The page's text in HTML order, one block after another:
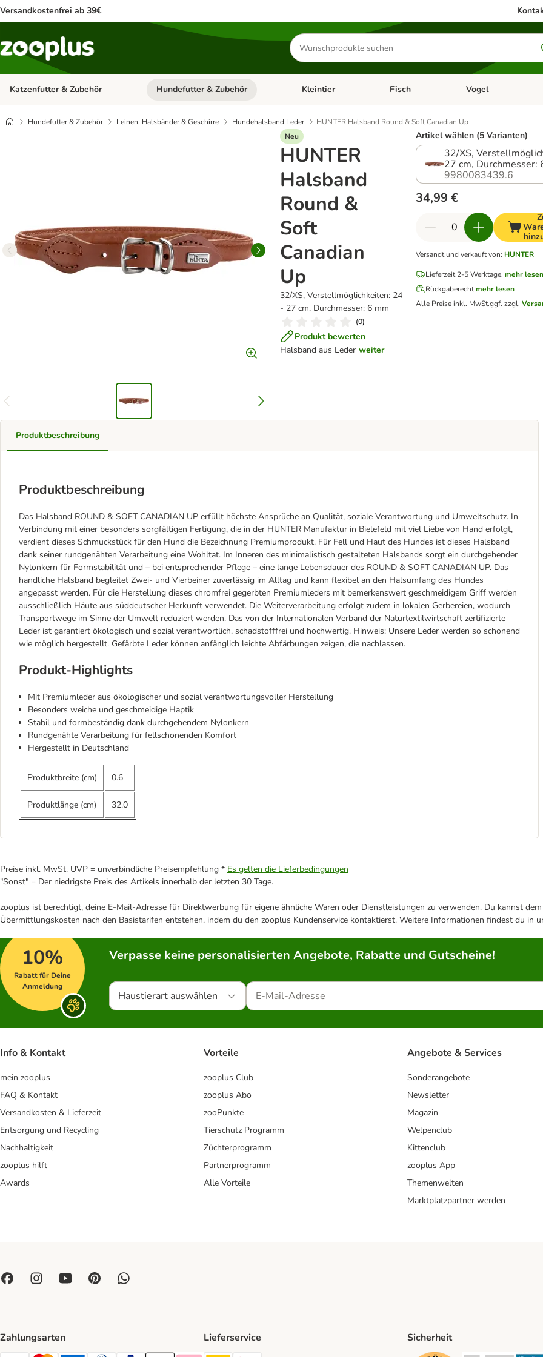
Versandkostenfrei ab 39€
Produkte
suchen
Katzenfutter & Zubehör Kategorie-Menü öffnen: Katzenfutter & Zubehör
Hundefutter & Zubehör Kategorie-Menü öffnen: Hundefutter & Zubehör
Kleintier Kategorie-Menü öffnen: Kleintier
Fisch Kategorie-Menü
Vogel
Hundefutter & Zubehör Leinen, Halsbänder & Geschirre Hundehalsband Leder
HUNTER Halsband Round & Soft Canadian Up
Neu
HUNTER
Halsband
Round &
Soft
Canadian
Up
32/XS, Verstellmöglichkeiten: 24
- 27 cm, Durchmesser: 6 mm
(0)
Produkt bewerten
Halsband aus Leder weiter
Artikel wählen (5 Varianten)
32/XS,
27 cm, Durchmesser:
9980083439.6
34,99 €
Versandt und verkauft von: HUNTER
Lieferzeit 2-5 Werktage. mehr lesen
Rückgaberechtmehr lesen
Alle Preise inkl. MwSt.ggf. zzgl.
Produktbeschreibung
Produktbeschreibung
Das Halsband ROUND & SOFT CANADIAN UP erfüllt höchste Ansprüche an Qualität, soziale Verantwortung und Umweltschutz. In
Verbindung mit einer besonders sorgfältigen Fertigung, die in der HUNTER Manufaktur in Bielefeld mit viel Liebe von Hand erfolgt,
verdient dieses Schmuckstück für den Hund die Bezeichnung Premiumprodukt. Für Fell und Haut des Hundes ist dieses Halsband
dank seiner rundgenähten Verarbeitung eine Wohltat. Im Inneren des minimalistisch gestalteten Halsbands sorgt ein durchgehender
Nylonkern für Formstabilität und – bei entsprechender Pflege – eine lange Lebensdauer des ROUND & SOFT CANADIAN UP. Das
handliche Halsband begleitet Zwei- und Vierbeiner zuverlässig im Alltag und kann flexibel an den Halsumfang des Hundes
angepasst werden. Für die Herstellung dieses chromfrei gegerbten Premiumleders mit bemerkenswert geschmeidigem Griff werden
ausschließlich Häute aus süddeutscher Herkunft verwendet. Die Weiterverarbeitung erfolgt zudem in lokalen Gerbereien, wodurch
Transportwege im Sinne der Umwelt reduziert werden. Das von der Internationalen Verband der Naturtextilwirtschaft zertifizierte
Leder ist garantiert ökologisch und sozial verantwortlich, schadstofffrei und hochwertig. Hinweis: Unsere Leder werden so schonend
wie möglich hergestellt. Gefärbte Leder können anfänglich leichte Abfärbungen zeigen, die nachlassen.
Produkt-Highlights
Mit Premiumleder aus ökologischer und sozial verantwortungsvoller Herstellung
Besonders weiche und geschmeidige Haptik
Stabil und formbeständig dank durchgehendem Nylonkern
Rundgenähte Verarbeitung für fellschonenden Komfort
Hergestellt in Deutschland
Produktbreite (cm) 0.6
Produktlänge (cm) 32.0
Preise inkl. MwSt. UVP = unverbindliche Preisempfehlung * Es gelten die Lieferbedingungen
"Sonst" = Der niedrigste Preis des Artikels innerhalb der letzten 30 Tage.
zooplus ist berechtigt, deine E-Mail-Adresse für Direktwerbung für eigene ähnliche Waren oder Dienstleistungen zu verwenden. Du kannst
Übermittlungskosten nach den Basistarifen entstehen, indem du den zooplus Kundenservice kontaktierst. Weitere Informationen findest du in
10%
Rabatt für Deine
Anmeldung
Verpasse keine personalisierten Angebote, Rabatte und Gutscheine!
Haustierart auswählen
Info & Kontakt
mein zooplus
FAQ & Kontakt
Versandkosten & Lieferzeit
Entsorgung und Recycling
Nachhaltigkeit
zooplus hilft
Awards
Vorteile
zooplus Club
zooplus Abo
zooPunkte
Tierschutz Programm
Züchterprogramm
Partnerprogramm
Alle Vorteile
Angebote & Services
Sonderangebote
Newsletter
Magazin
Welpenclub
Kittenclub
zooplus App
Themenwelten
Marktplatzpartner werden
Zahlungsarten Lieferservice Sicherheit